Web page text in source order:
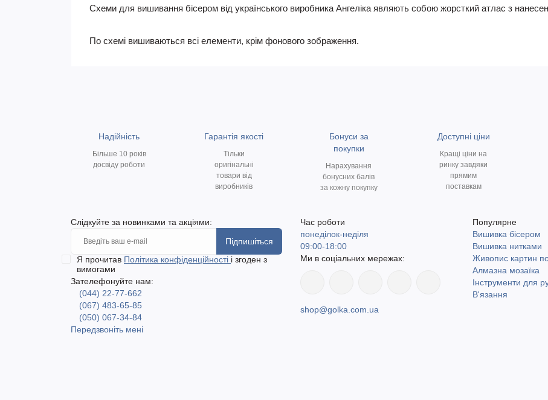
Схеми для вишивання бісером від українського виробника Ангеліка являють собою жорсткий атлас з
По схемі вишиваються всі елементи, крім фонового зображення.
Надійність
Більше 10 років
досвіду роботи
Гарантія якості
Тільки
оригінальні
товари від
виробників
Бонуси за
покупки
Нарахування
бонусних балів
за кожну покупку
Доступні ціни
Кращі ціни на
ринку завдяки
прямим
поставкам
Слідкуйте за новинками та акціями:
Підпишіться
Я прочитав Політика конфіденційності і згоден з
вимогами
Зателефонуйте нам:
(044) 22-77-662
(067) 483-65-85
(050) 067-34-84
Передзвоніть мені
Час роботи
понеділок-неділя
09:00-18:00
Ми в соціальних мережах:
shop@golka.com.ua
Популярне
Вишивка бісером
Вишивка нитками
Живопис картин
Алмазна мозаїка
Інструменти для
В'язання